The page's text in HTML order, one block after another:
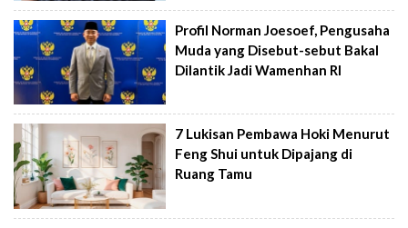
Profil Norman Joesoef, Pengusaha
Muda yang Disebut-sebut Bakal
Dilantik Jadi Wamenhan RI
7 Lukisan Pembawa Hoki Menurut
Feng Shui untuk Dipajang di
Ruang Tamu